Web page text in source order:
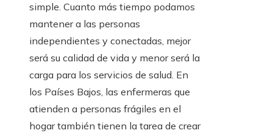
simple. Cuanto más tiempo podamos
mantener a las personas
independientes y conectadas, mejor
será su calidad de vida y menor será la
carga para los servicios de salud. En
los Países Bajos, las enfermeras que
atienden a personas frágiles en el
hogar también tienen la tarea de crear